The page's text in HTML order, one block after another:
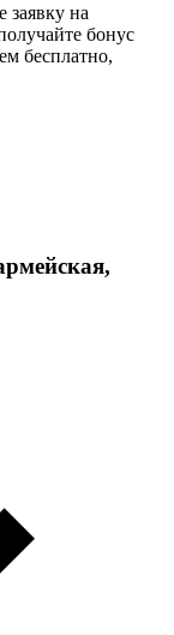
заявку на
бонус
бесплатно,